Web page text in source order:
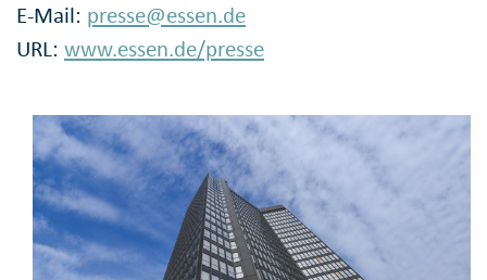
E-Mail: presse@essen.de
URL: www.essen.de/presse